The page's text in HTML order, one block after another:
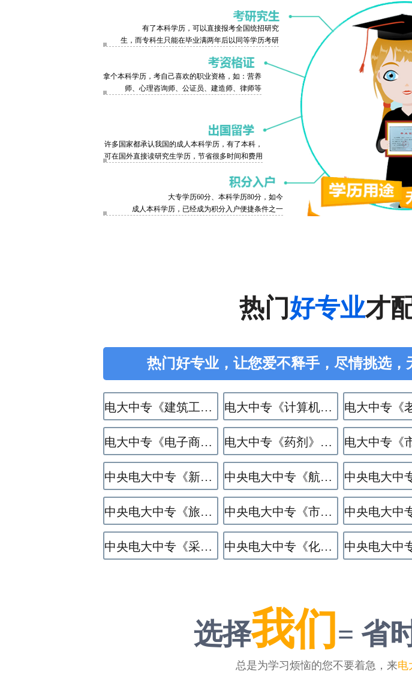
有了本科学历，可以直接报考全国统招研究
生，而专科生只能在毕业满两年后以同等学历考研
拿个本科学历，考自己喜欢的职业资格，如：营养
师、心理咨询师、公证员、建造师、律师等
许多国家都承认我国的成人本科学历，有了本科，
可在国外直接读研究生学历，节省很多时间和费用
大专学历60分、本科学历80分，如今
成人本科学历，已经成为积分入户便捷条件之一
热门好专业才
热门好专业，让您爱不释手，尽情挑选，
电大中专《建筑工程施工》专业 电大中专《计算机应用》专业
电大中专《电子商务》专业 电大中专《药剂》专业
中央电大中专《新能源汽车运用与维修》专业 中央电大中专《航空服务》专业
中央电大中专《旅游服务与管理》专业 中央电大中专《市政工程施工》专业
中央电大中专《采矿技术》专业 中央电大中专《化学工艺》专业
选择我们 = 省
总是为学习烦恼的您不要着急，来电